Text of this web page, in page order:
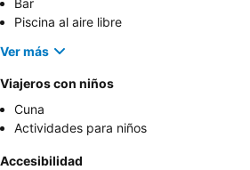
Bar
Piscina al aire libre
Ver más
Viajeros con niños
Cuna
Actividades para niños
Accesibilidad